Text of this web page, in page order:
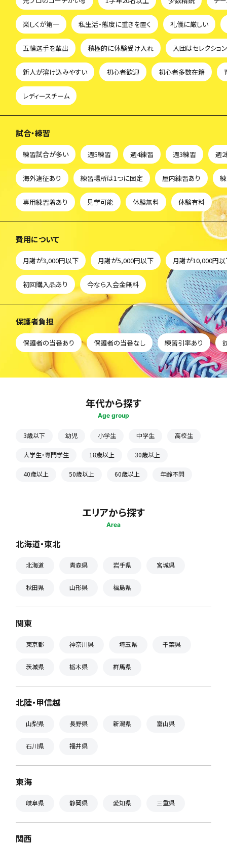
楽しくが第一 私生活・態度に重きを置く 礼儀に厳しい
五輪選手を輩出 積極的に体験受け入れ 入団はセレクショ
新人が溶け込みやすい 初心者歓迎 初心者多数在籍
レディースチーム
試合・練習
練習試合が多い 週5練習 週4練習 週3練習 週
海外遠征あり 練習場所は1つに固定 屋内練習あり
専用練習着あり 見学可能 体験無料 体験有料
費用について
月謝が3,000円以下 月謝が5,000円以下 月謝が10,000円
初回購入品あり 今なら入会金無料
保護者負担
保護者の当番あり 保護者の当番なし 練習引率あり
年代から探す
Age group
3歳以下 幼児 小学生 中学生 高校生
大学生・専門学生 18歳以上 30歳以上
40歳以上 50歳以上 60歳以上 年齢不問
エリアから探す
Area
北海道・東北
北海道 青森県 岩手県 宮城県
秋田県 山形県 福島県
関東
東京都 神奈川県 埼玉県 千葉県
茨城県 栃木県 群馬県
北陸・甲信越
山梨県 長野県 新潟県 富山県
石川県 福井県
東海
岐阜県 静岡県 愛知県 三重県
関西